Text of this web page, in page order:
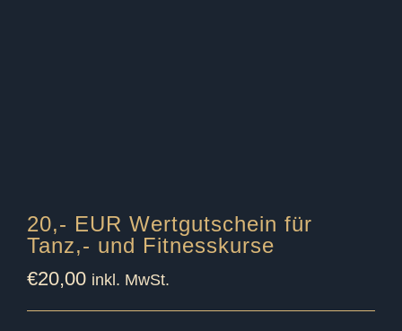
20,- EUR Wertgutschein für
Tanz,- und Fitnesskurse
€20,00 inkl. MwSt.